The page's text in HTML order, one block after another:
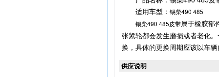
适用车型： 锡柴490 485
锡柴490 485皮带属于橡胶部
张紧轮都会发生磨损或者老化
换，具体的更换周期应该以车
供应说明